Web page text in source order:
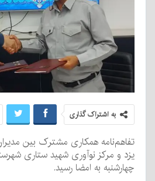
به اشتراک گذاری
تفاهم‌نامه همکاری مشترک بین
یزد و مرکز نوآوری شهید ستاری
چهارشنبه به امضا رسید.